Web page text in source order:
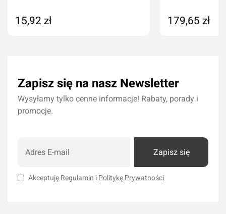
15,92 zł 179,65 zł
Zapisz się na nasz Newsletter
Wysyłamy tylko cenne informacje! Rabaty, porady i
promocje.
Zapisz się
Akceptuję Regulamin i Politykę Prywatności